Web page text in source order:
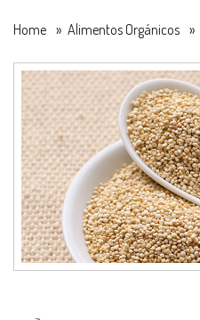
Home » Alimentos Orgánicos »